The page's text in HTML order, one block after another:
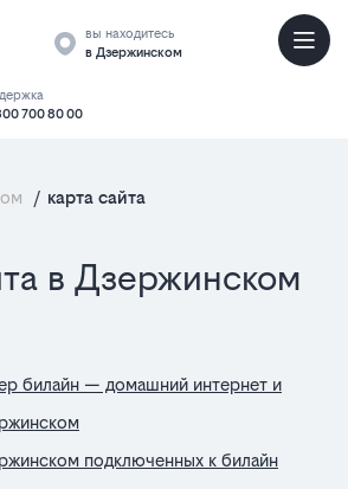
вы находитесь
в Дзержинском
700 80 00
/ карта сайта
в Дзержинском
список
страниц
билайн — домашний интернет и
подключенных к билайн